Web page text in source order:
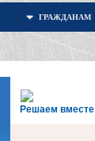
ГРАЖДАНАМ
Решаем вместе